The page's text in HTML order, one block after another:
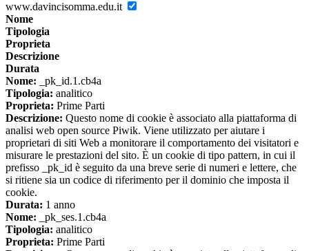
www.davincisomma.edu.it
Nome
Tipologia
Proprieta
Descrizione
Durata
Nome: _pk_id.1.cb4a
Tipologia: analitico
Proprieta: Prime Parti
Descrizione: Questo nome di cookie è associato alla piattaforma di
analisi web open source Piwik. Viene utilizzato per aiutare i
proprietari di siti Web a monitorare il comportamento dei visitatori e
misurare le prestazioni del sito. È un cookie di tipo pattern, in cui il
prefisso _pk_id è seguito da una breve serie di numeri e lettere, che
si ritiene sia un codice di riferimento per il dominio che imposta il
cookie.
Durata: 1 anno
Nome: _pk_ses.1.cb4a
Tipologia: analitico
Proprieta: Prime Parti